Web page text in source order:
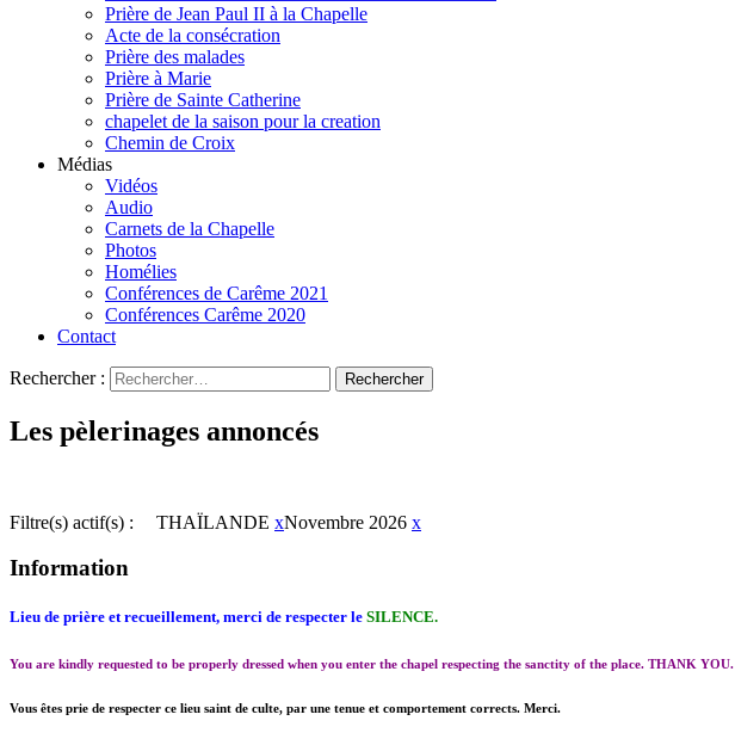
Prière de Jean Paul II à la Chapelle
Acte de la consécration
Prière des malades
Prière à Marie
Prière de Sainte Catherine
chapelet de la saison pour la creation
Chemin de Croix
Médias
Vidéos
Audio
Carnets de la Chapelle
Photos
Homélies
Conférences de Carême 2021
Conférences Carême 2020
Contact
Rechercher :
Les pèlerinages annoncés
Filtre(s) actif(s) : THAÏLANDE xNovembre 2026 x
Information
Lieu de prière et recueillement, merci de respecter le SILENCE.
You are kindly requested to be properly dressed when you enter the chapel respecting the sanctity of the place. THANK YOU.
Vous êtes prie de respecter ce lieu saint de culte, par une tenue et comportement corrects. Merci.